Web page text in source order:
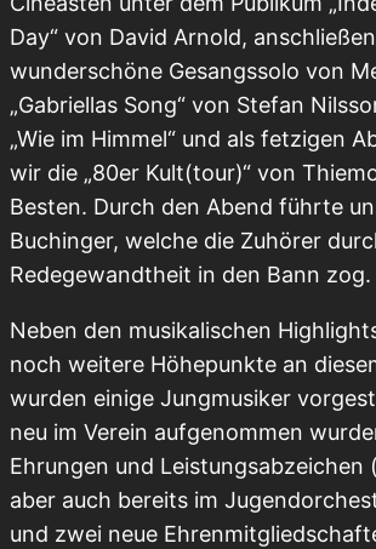
Day“ von David Arnold,
wunderschöne Gesangssolo von
„Gabriellas Song“ von Stefan
„Wie im Himmel“ und als fetzigen
wir die „80er Kult(tour)“ von
Besten. Durch den Abend führte
Buchinger, welche die Zuhörer
Redegewandtheit in den Bann zog.
Neben den musikalischen
noch weitere Höhepunkte an
wurden einige Jungmusiker
neu im Verein aufgenommen
Ehrungen und Leistungsabzeichen
aber auch bereits im
und zwei neue